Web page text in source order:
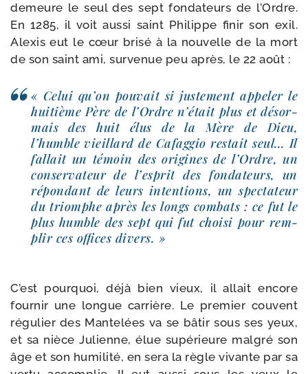
demeure le seul des sept fon­da­teurs de l’Ordre.
En 1285, il voit aus­si saint Phi­lippe finir son exil.
Alexis eut le cœur bri­sé à la nou­velle de la mort
de son saint ami, sur­ve­nue peu après, le 22 août :
« Celui qu’on pou­vait si jus­te­ment appe­ler le
hui­tième Père de l’Ordre n’était plus et désor­
mais des huit élus de la Mère de Dieu,
l’humble vieil­lard de Cafaggio res­tait seul… Il
fal­lait un témoin des ori­gines de l’Ordre, un
conser­va­teur de l’esprit des fon­da­teurs, un
répon­dant de leurs inten­tions, un spec­ta­teur
du triomphe après les longs com­bats : ce fut le
plus humble des sept qui fut choi­si pour rem­
plir ces offices divers. »
C’est pour­quoi, déjà bien vieux, il allait encore
four­nir une longue car­rière. Le pre­mier couvent
régu­lier des Mantelées va se bâtir sous ses yeux,
et sa nièce Julienne, élue supé­rieure mal­gré son
âge et son humi­li­té, en sera la règle vivante par sa